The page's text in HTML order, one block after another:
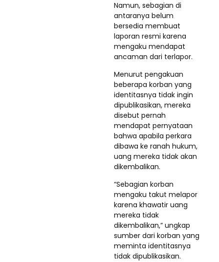
Namun, sebagian di
antaranya belum
bersedia membuat
laporan resmi karena
mengaku mendapat
ancaman dari terlapor.
Menurut pengakuan
beberapa korban yang
identitasnya tidak ingin
dipublikasikan, mereka
disebut pernah
mendapat pernyataan
bahwa apabila perkara
dibawa ke ranah hukum,
uang mereka tidak akan
dikembalikan.
“Sebagian korban
mengaku takut melapor
karena khawatir uang
mereka tidak
dikembalikan,” ungkap
sumber dari korban yang
meminta identitasnya
tidak dipublikasikan.